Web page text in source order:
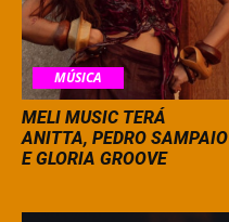
MÚSICA
MELI MUSIC TERÁ
ANITTA, PEDRO SAMPAIO
E GLORIA GROOVE